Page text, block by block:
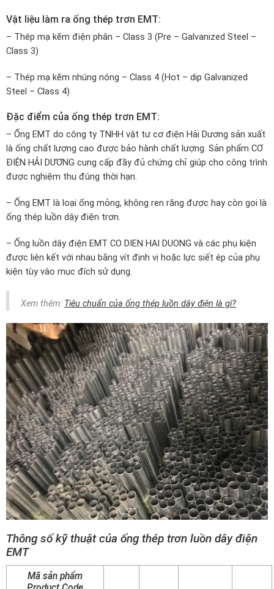
Vật liệu làm ra ống thép trơn EMT:
– Thép mạ kẽm điện phân – Class 3 (Pre – Galvanized Steel –
Class 3)
– Thép mạ kẽm nhúng nóng – Class 4 (Hot – dip Galvanized
Steel – Class 4)
Đặc điểm của ống thép trơn EMT:
– Ống EMT do công ty TNHH vật tư cơ điện Hải Dương sản xuất
là ống chất lượng cao được bảo hành chất lượng. Sản phẩm CƠ
ĐIỆN HẢI DƯƠNG cung cấp đầy đủ chứng chỉ giúp cho công trình
được nghiệm thu đúng thời hạn.
– Ống EMT là loại ống mỏng, không ren răng được hay còn gọi là
ống thép luồn dây điện trơn.
– Ống luồn dây điện EMT CO DIEN HAI DUONG và các phụ kiện
được liên kết với nhau bằng vít định vị hoặc lực siết ép của phụ
kiện tùy vào mục đích sử dụng.
Xem thêm: Tiêu chuẩn của ống thép luồn dây điện là gì?
Thông số kỹ thuật của ống thép trơn luồn dây điện
EMT
Mã sản phẩm